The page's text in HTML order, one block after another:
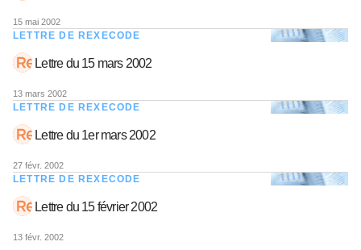
15 mai 2002
LETTRE DE REXECODE
Lettre du 15 mars 2002
13 mars 2002
LETTRE DE REXECODE
Lettre du 1er mars 2002
27 févr. 2002
LETTRE DE REXECODE
Lettre du 15 février 2002
13 févr. 2002